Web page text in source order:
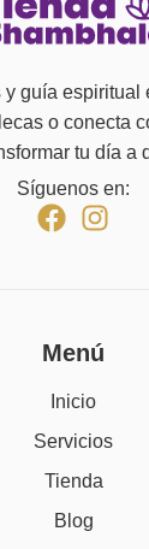
y guía espiritual
o conecta
tu día a
Síguenos en:
Menú
Inicio
Servicios
Tienda
Blog